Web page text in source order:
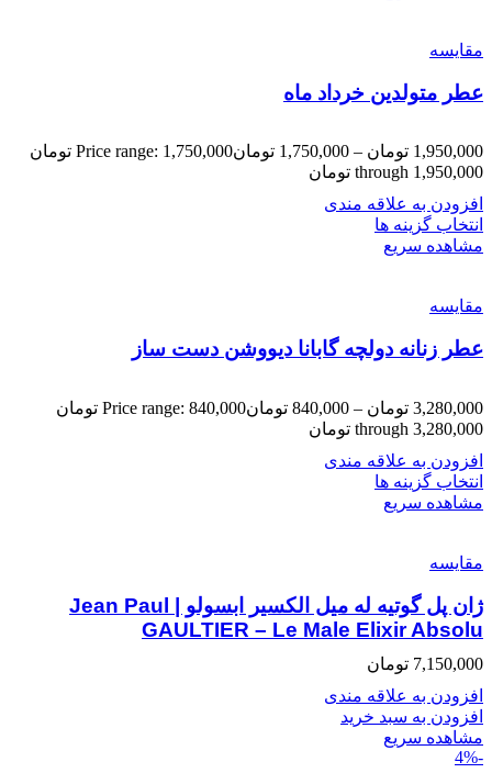
مقایسه
عطر متولدین خرداد ماه
1,950,000 تومان –
1,750,000 تومان
Price range: 1,750,000 تومان
through 1,950,000 تومان
افزودن به علاقه مندی
انتخاب گزینه ها
مشاهده سریع
مقایسه
عطر زنانه دولچه گابانا دیووشن دست ساز
3,280,000 تومان –
840,000 تومان
Price range: 840,000 تومان
through 3,280,000 تومان
افزودن به علاقه مندی
انتخاب گزینه ها
مشاهده سریع
مقایسه
ژان پل گوتیه له میل الکسیر ابسولو | Jean Paul
GAULTIER – Le Male Elixir Absolu
7,150,000 تومان
افزودن به علاقه مندی
افزودن به سبد خرید
مشاهده سریع
-4%